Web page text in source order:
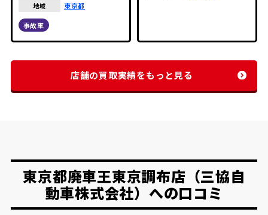
地域 東京都
事故車
店舗の買取実績をもっと見る
東京都廃車王東京調布店（三協自
動車株式会社）への口コミ